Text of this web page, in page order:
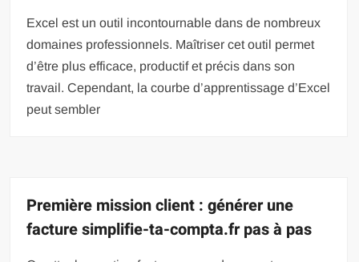
Excel est un outil incontournable dans de nombreux
domaines professionnels. Maîtriser cet outil permet
d’être plus efficace, productif et précis dans son
travail. Cependant, la courbe d’apprentissage d’Excel
peut sembler
Première mission client : générer une
facture simplifie-ta-compta.fr pas à pas